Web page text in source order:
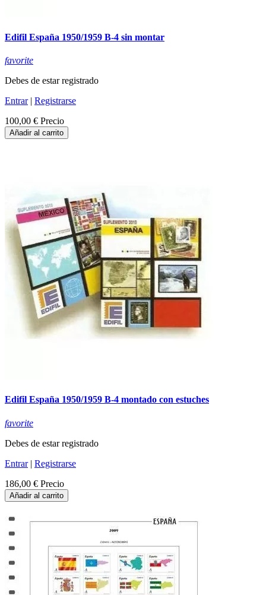
Edifil España 1950/1959 B-4 sin montar
favorite
Debes de estar registrado
Entrar| Registrarse
100,00 € Precio
Añadir al carrito
Edifil España 1950/1959 B-4 montado con estuches
favorite
Debes de estar registrado
Entrar| Registrarse
186,00 € Precio
Añadir al carrito